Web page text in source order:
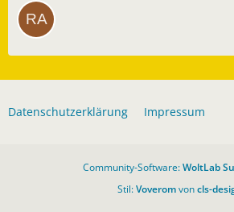
Datenschutzerklärung Impressum
Community-Software:WoltLab
Stil:Voveromvoncls-